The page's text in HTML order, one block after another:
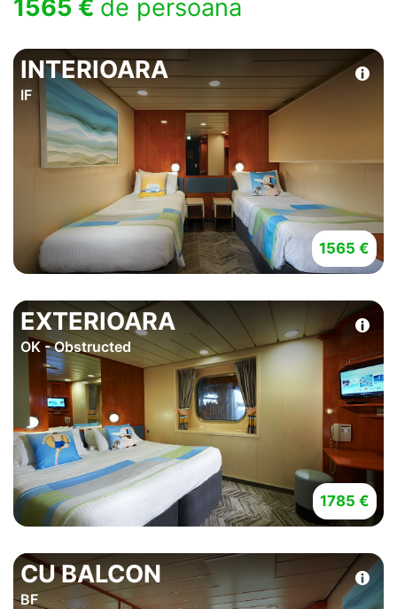
1565 € de persoana
INTERIOARA
IF
1565 €
EXTERIOARA
OK - Obstructed
1785 €
CU BALCON
BF